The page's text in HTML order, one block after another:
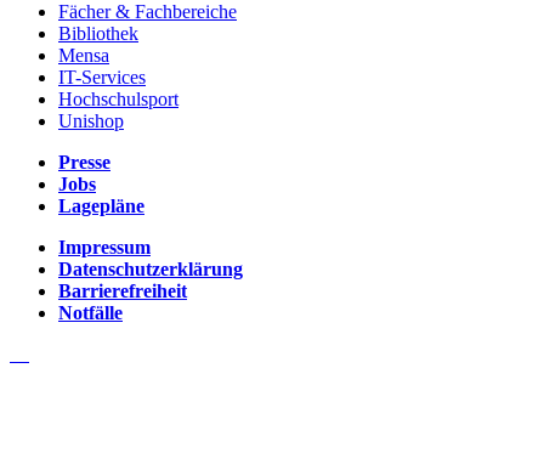
Fächer & Fachbereiche
Bibliothek
Mensa
IT-Services
Hochschulsport
Unishop
Presse
Jobs
Lagepläne
Impressum
Datenschutzerklärung
Barrierefreiheit
Notfälle